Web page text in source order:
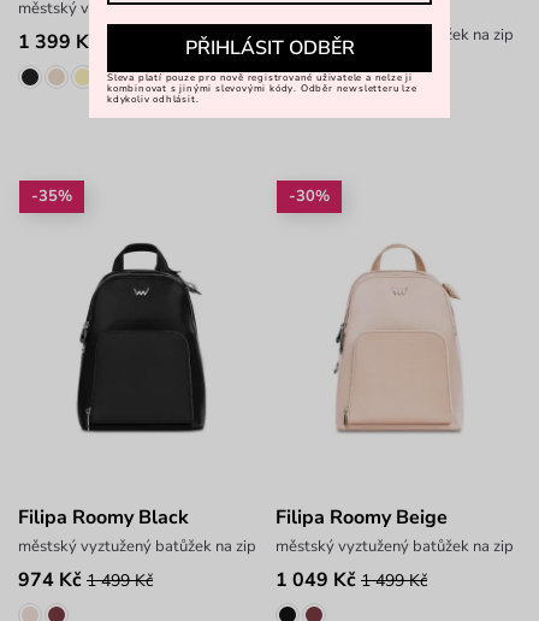
městský vyztužený batůžek na zip
1 399 Kč
Yellow
městský vyztužený batůžek na zip
1 049 Kč 1 399 Kč
-35%
Filipa Roomy Black
městský vyztužený batůžek na zip
974 Kč 1 499 Kč
-30%
Filipa Roomy Beige
městský vyztužený batůžek na zip
1 049 Kč 1 499 Kč
PŘIHLÁSIT ODBĚR
Sleva platí pouze pro nově registrované uživatele a nelze ji
kombinovat s jinými slevovými kódy. Odběr newsletteru lze
kdykoliv odhlásit.